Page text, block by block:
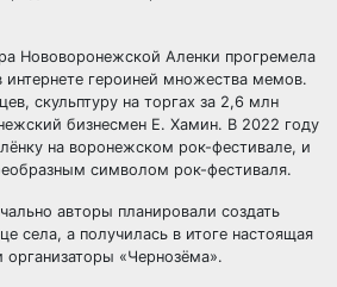
Нововоронежской Аленки прогремела
интернете героиней множества мемов.
скульптуру на торгах за 2,6 млн
бизнесмен Е. Хамин. В 2022 году
на воронежском рок-фестивале, и
символом рок-фестиваля.
авторы планировали создать
села, а получилась в итоге настоящая
«Чернозёма».